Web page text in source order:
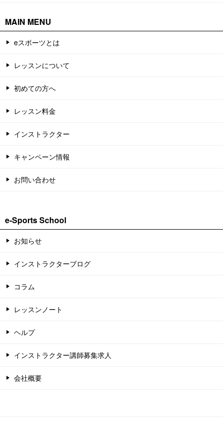
MAIN MENU
eスポーツとは
レッスンについて
初めての方へ
レッスン料金
インストラクター
キャンペーン情報
お問い合わせ
e-Sports School
お知らせ
インストラクターブログ
コラム
レッスンノート
ヘルプ
インストラクター講師募集求人
会社概要